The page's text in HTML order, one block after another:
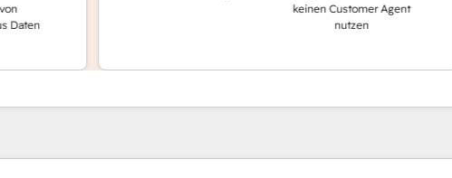
keinen Customer Agent
nutzen